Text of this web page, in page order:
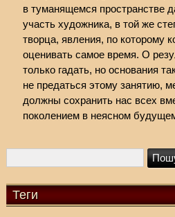
в туманящемся пространстве
участь художника, в той же
творца, явления, по которому
оценивать самое время. О
только гадать, но основания
не предаться этому занятию,
должны сохранить нас всех
поколением в неясном
Теги